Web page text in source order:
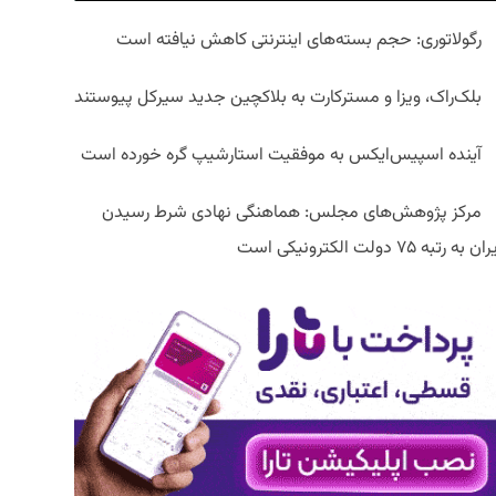
رگولاتوری: حجم بسته‌های اینترنتی کاهش نیافته است
بلک‌راک، ویزا و مسترکارت به بلاکچین جدید سیرکل پیوستند
آینده اسپیس‌ایکس به موفقیت استارشیپ گره خورده است
مرکز پژوهش‌های مجلس: هماهنگی نهادی شرط رسیدن
به رتبه ۷۵ دولت الکترونیکی است